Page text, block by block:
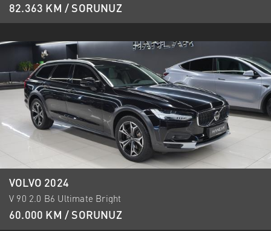
82.363 KM / SORUNUZ
VOLVO 2024
V 90 2.0 B6 Ultimate Bright
60.000 KM / SORUNUZ